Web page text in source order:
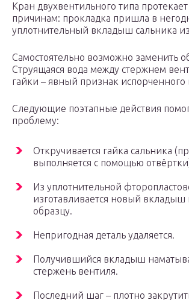
Кран двухвентильного типа
причинам: прокладка пришла в
уплотнительный вкладыш сальника
Самостоятельно возможно заменить
Струящаяся вода между стержнем
гайки – явный признак
Следующие поэтапные действия
проблему:
Откручивается гайка сальника
выполняется с помощью
Из уплотнительной
изготавливается новый вкладыш
образцу.
Непригодная деталь удаляется.
Получившийся вкладыш
стержень вентиля.
Последний шаг – плотно